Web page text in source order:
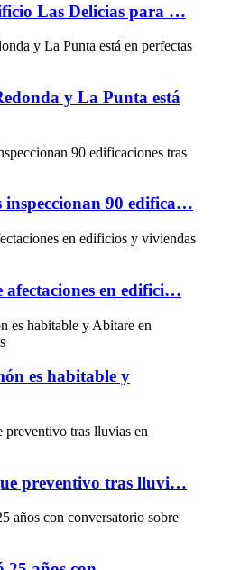
Las Delicias para …
y La Punta está
inspeccionan 90 edifica…
en edifici…
es habitable y
preventivo tras lluvi…